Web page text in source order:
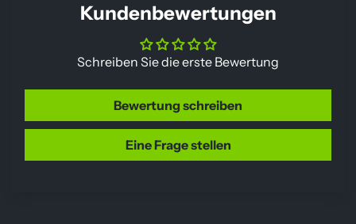
Kundenbewertungen
Schreiben Sie die erste Bewertung
Bewertung schreiben
Eine Frage stellen